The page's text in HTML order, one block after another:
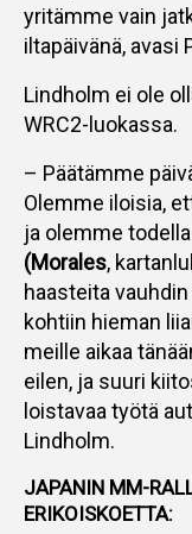
yritämme vain
iltapäivänä, avasi
Lindholm ei ole
WRC2-luokassa.
– Päätämme
Olemme iloisia,
ja olemme
(Morales,
haasteita
kohtiin hieman
meille aikaa
eilen, ja suuri
loistavaa työtä
Lindholm.
JAPANIN MM-
ERIKOISKOETTA: